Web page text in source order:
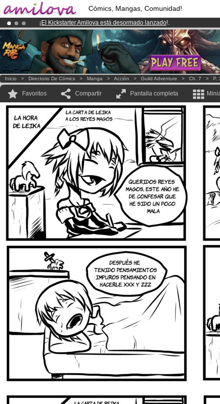
Cómics, Mangas, Comunidad!
¡ El Kickstarter Amilova está desormado lanzado!.
¡Ya tenemos 134393miembrosy 1208Cómics y Mangas!.
¡Conviertete en Premium por3.95 euros al mes!Hazte Premium ya
Inicio > Directorio De Cómics > Manga > Acción > Guild Adventure > Ch. 7 > P.
Favoritos Compartir Pantalla completa